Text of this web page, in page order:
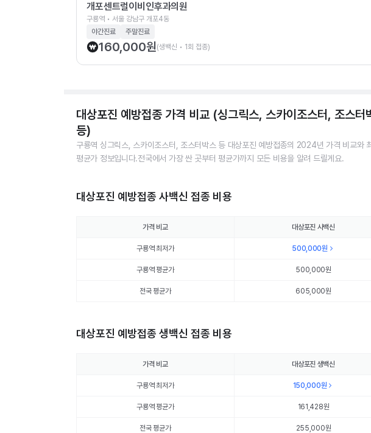
개포센트럴이비인후과의원
구룡역 • 서울 강남구 개포4동
야간진료
주말진료
160,000원(생백신 • 1회 접종)
대상포진 예방접종 가격 비교 (싱그릭스, 스카이조스터, 조스터
등)
구룡역 싱그릭스, 스카이조스터, 조스터박스 등 대상포진 예방접종의 2024년 가격 비교와
평균가 정보입니다.전국에서 가장 싼 곳부터 평균가까지 모든 비용을 알려 드릴게요.
대상포진 예방접종 사백신 접종 비용
가격 비교 대상포진 사백신
구룡역 최저가 500,000원
구룡역 평균가 500,000원
전국 평균가 605,000원
대상포진 예방접종 생백신 접종 비용
가격 비교 대상포진 생백신
구룡역 최저가 150,000원
구룡역 평균가 161,428원
전국 평균가 255,000원